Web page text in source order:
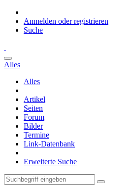
Anmelden oder registrieren
Suche
Alles
Alles
Artikel
Seiten
Forum
Bilder
Termine
Link-Datenbank
Erweiterte Suche